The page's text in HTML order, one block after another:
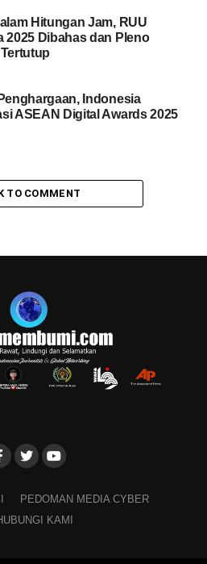
Hitungan Jam, RUU
2025 Dibahas dan Pleno
Indonesia
ASEAN Digital Awards 2025
TO COMMENT
PEDOMAN MEDIA CYBER
KAMI